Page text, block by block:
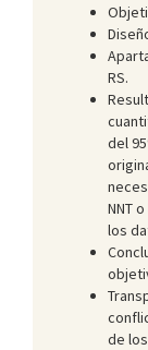
RS.
del
NNT
los
de